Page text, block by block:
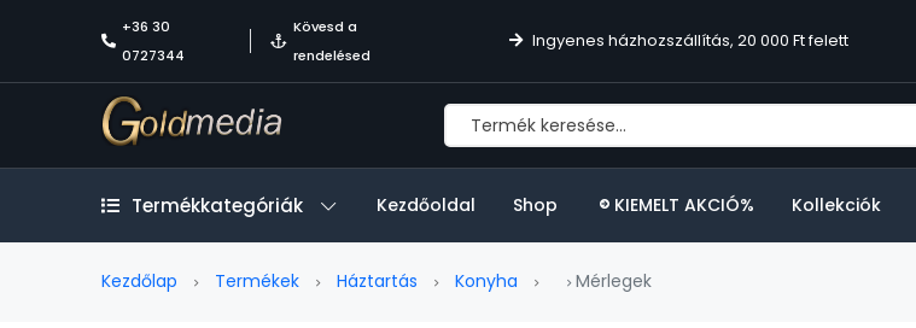
+36 30
0727344
Kövesd a
rendelésed
Ingyenes házhozszállítás, 20 000 Ft felett
Termékkategóriák Kezdőoldal Shop KIEMELT AKCIÓ% Kollekciók
Kezdőlap Termékek Háztartás Konyha Mérlegek